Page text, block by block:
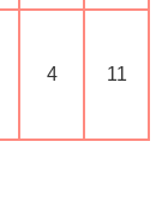
4 11